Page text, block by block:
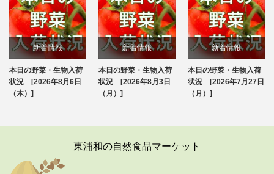
新着情報
ブログ
本日の野菜・生物入荷
状況 [2026年8月6日
（木）]
新着情報
ブログ
本日の野菜・生物入荷
状況 [2026年8月3日
（月）]
新着情報
ブログ
本日の野菜・生物入荷
状況 [2026年7月27日
（月）]
東浦和の自然食品マーケット